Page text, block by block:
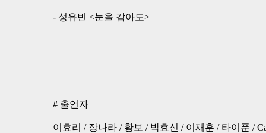
- 성유빈 <눈을 감아도>
# 출연자
이효리 / 장나라 / 황보 / 박효신 / 이재훈 / 타이푼 /